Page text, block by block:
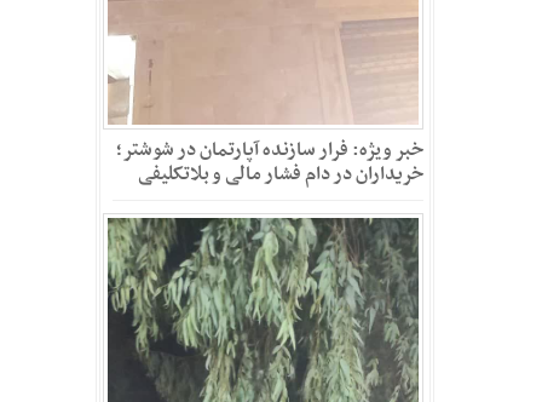
خبر ویژه: فرار سازنده آپارتمان در شوشتر؛
خریداران در دام فشار مالی و بلاتکلیفی